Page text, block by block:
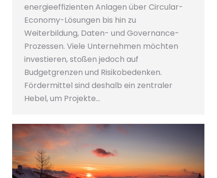
energieeffizienten Anlagen über Circular-
Economy-Lösungen bis hin zu
Weiterbildung, Daten- und Governance-
Prozessen. Viele Unternehmen möchten
investieren, stoßen jedoch auf
Budgetgrenzen und Risikobedenken.
Fördermittel sind deshalb ein zentraler
Hebel, um Projekte…